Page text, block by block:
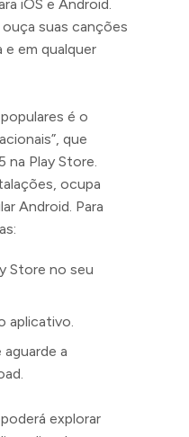
iOS e Android.
suas canções
e em qualquer
é o
que
na Play Store.
ocupa
Android. Para
Store no seu
aplicativo.
aguarde a
explorar